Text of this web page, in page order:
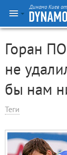
Динамо Киев
Горан
не
бы нам
Теги